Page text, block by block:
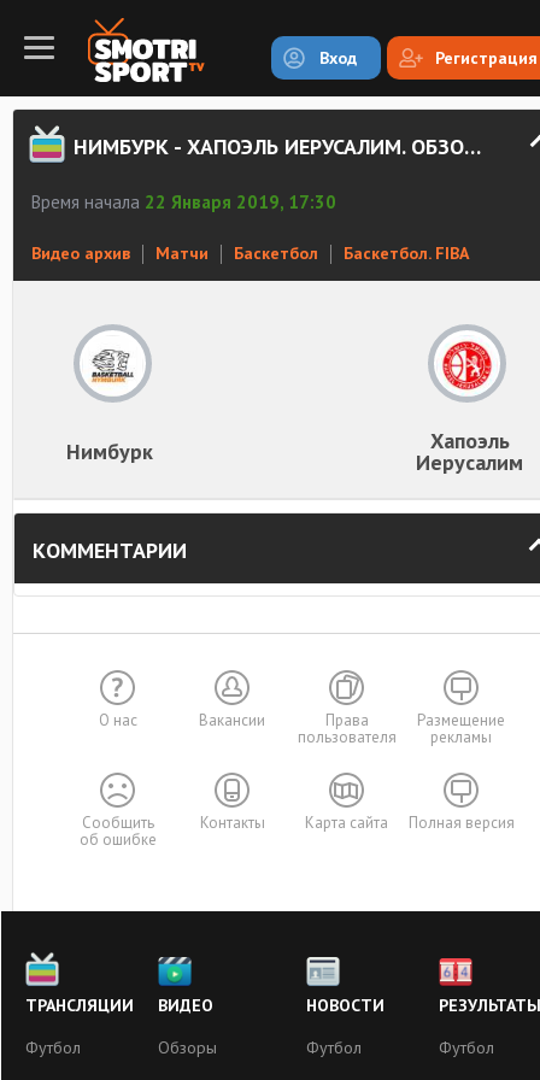
Вход Регистрация
НИМБУРК - ХАПОЭЛЬ ИЕРУСАЛИМ. ОБЗОР МАТЧА
Время начала 22 Января 2019, 17:30
Видео архив Матчи Баскетбол Баскетбол. FIBA
Нимбурк Хапоэль
Иерусалим
КОММЕНТАРИИ
О нас Вакансии
Права
пользователя
Размещение
рекламы
Сообщить
об ошибке
Контакты Карта сайта Полная версия
ТРАНСЛЯЦИИ
Футбол
ВИДЕО
Обзоры
НОВОСТИ
Футбол
РЕЗУЛЬТАТЫ
Футбол